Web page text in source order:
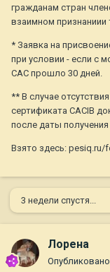
гражданам стран
взаимном признаниии
* Заявка на
при условии - если с
САС прошло 30 дней.
** В случае
сертификата САСIB
после даты
Взято здесь: pesiq.ru/
3 недели спустя...
Лорена
Опубликовано